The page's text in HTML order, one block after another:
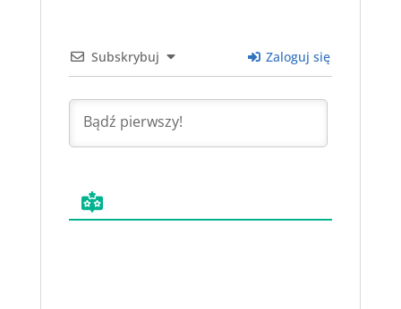
Subskrybuj Zaloguj się